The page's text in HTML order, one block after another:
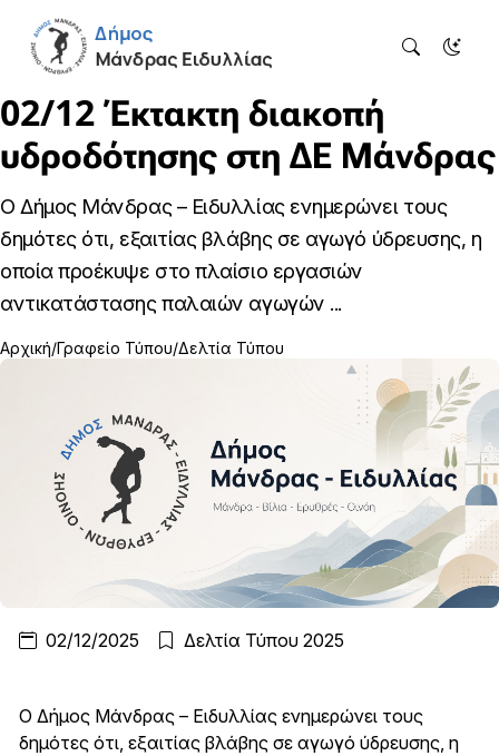
02/12 Έκτακτη διακοπή
υδροδότησης στη ΔΕ Μάνδρας
Ο Δήμος Μάνδρας – Ειδυλλίας ενημερώνει τους
δημότες ότι, εξαιτίας βλάβης σε αγωγό ύδρευσης, η
οποία προέκυψε στο πλαίσιο εργασιών
αντικατάστασης παλαιών αγωγών ...
Αρχική Γραφείο Τύπου Δελτία Τύπου
02/12/2025 Δελτία Τύπου 2025
Ο Δήμος Μάνδρας – Ειδυλλίας ενημερώνει τους
δημότες ότι, εξαιτίας βλάβης σε αγωγό ύδρευσης, η